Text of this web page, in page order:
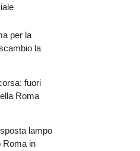
per la
la
fuori
Roma
lampo
Roma in